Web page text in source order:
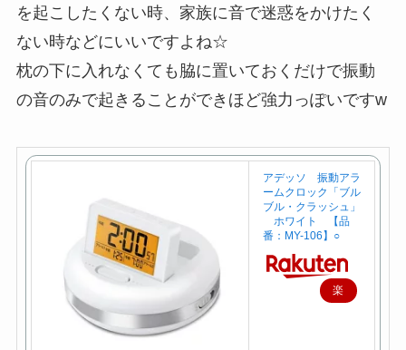
を起こしたくない時、家族に音で迷惑をかけたく
ない時などにいいですよね☆
枕の下に入れなくても脇に置いておくだけで振動
の音のみで起きることができほど強力っぽいですw
アデッソ 振動アラ
ームクロック「ブル
ブル・クラッシュ」
ホワイト 【品
番：MY-106】○
楽